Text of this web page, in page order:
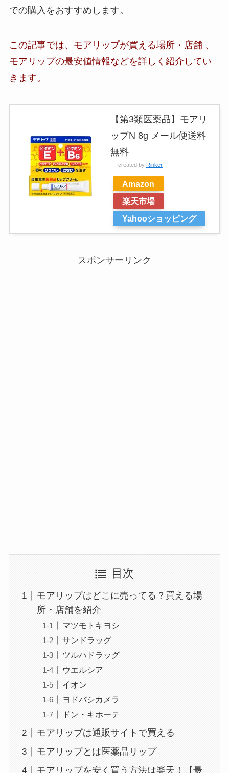
での購入をおすすめします。
この記事では、モアリップが買える場所・店舗 、
モアリップの最安値情報などを詳しく紹介してい
きます。
【第3類医薬品】モアリ
ップN 8g メール便送料
無料
created by Rinker
Amazon
楽天市場
Yahooショッピング
スポンサーリンク
目次
モアリップはどこに売ってる？買える場
所・店舗を紹介
マツモトキヨシ
サンドラッグ
ツルハドラッグ
ウエルシア
イオン
ヨドバシカメラ
ドン・キホーテ
モアリップは通販サイトで買える
モアリップとは医薬品リップ
モアリップを安く買う方法は楽天！【最